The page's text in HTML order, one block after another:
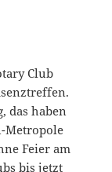
Club
das haben
Metropole
Feier am
bis jetzt